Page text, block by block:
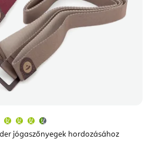
jógaszőnyegek hordozásához
átlagos
értékelése